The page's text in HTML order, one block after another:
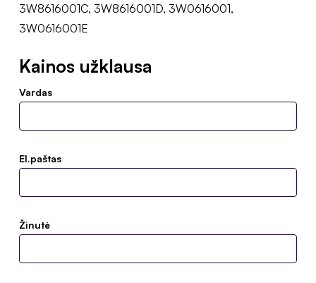
3W8616001C, 3W8616001D, 3W0616001,
3W0616001E
Kainos užklausa
Vardas
El.paštas
Žinutė